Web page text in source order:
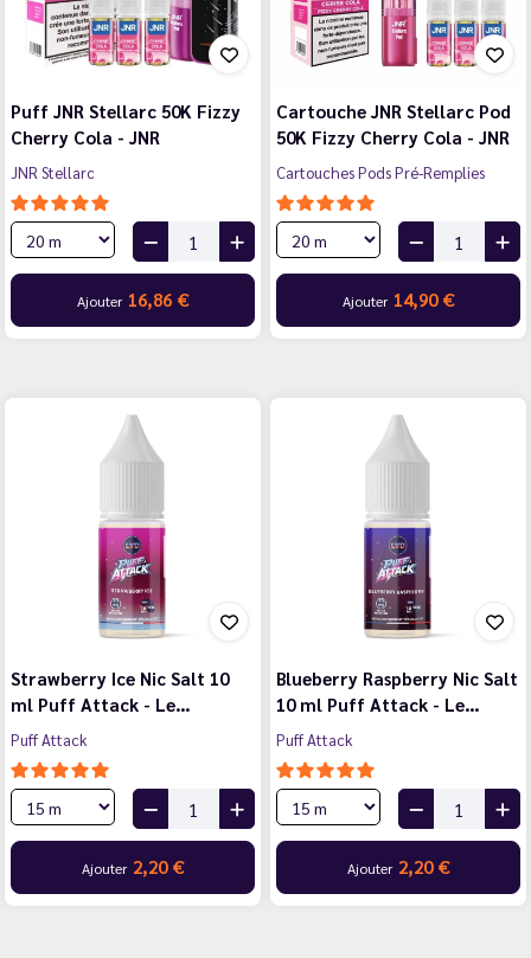
Puff JNR Stellarc 50K Fizzy
Cherry Cola - JNR
JNR Stellarc
Ajouter 16,86 €
Cartouche JNR Stellarc Pod
50K Fizzy Cherry Cola - JNR
Cartouches Pods Pré-Remplies
Ajouter 14,90 €
Strawberry Ice Nic Salt 10
ml Puff Attack - Le…
Puff Attack
Ajouter 2,20 €
Blueberry Raspberry Nic Salt
10 ml Puff Attack - Le…
Puff Attack
Ajouter 2,20 €